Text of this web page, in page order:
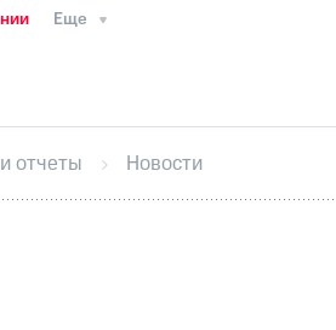
Еще
Интервью
секретарьРаскрытие
кабинет акционера
отчеты Новости